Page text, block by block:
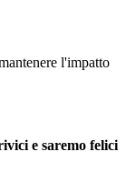
l'impatto
e saremo felici